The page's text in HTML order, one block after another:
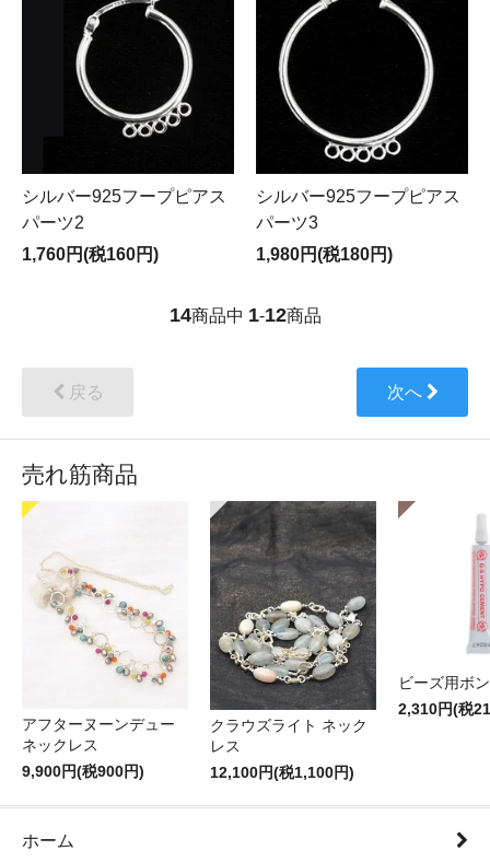
シルバー925フープピアス
パーツ2
1,760円(税160円)
シルバー925フープピアス
パーツ3
1,980円(税180円)
14商品中 1-12商品
戻る 次へ
売れ筋商品
アフターヌーンデュー
ネックレス
9,900円(税900円)
クラウズライト ネック
レス
12,100円(税1,100円)
ビーズ用ボ
2,310円(税
ホーム